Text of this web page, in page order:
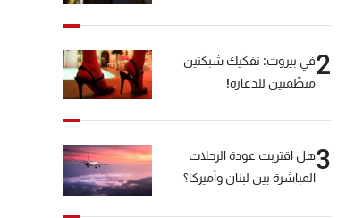
2في بيروت: تفكيك شبكتين
منظّمتين للدعارة!
3هل اقتربت عودة الرحلات
المباشرة بين لبنان وأميركا؟